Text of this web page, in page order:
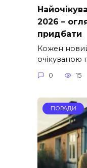
2026 –
придбати
Кожен
очікуваною
0 15
ПОРАДИ